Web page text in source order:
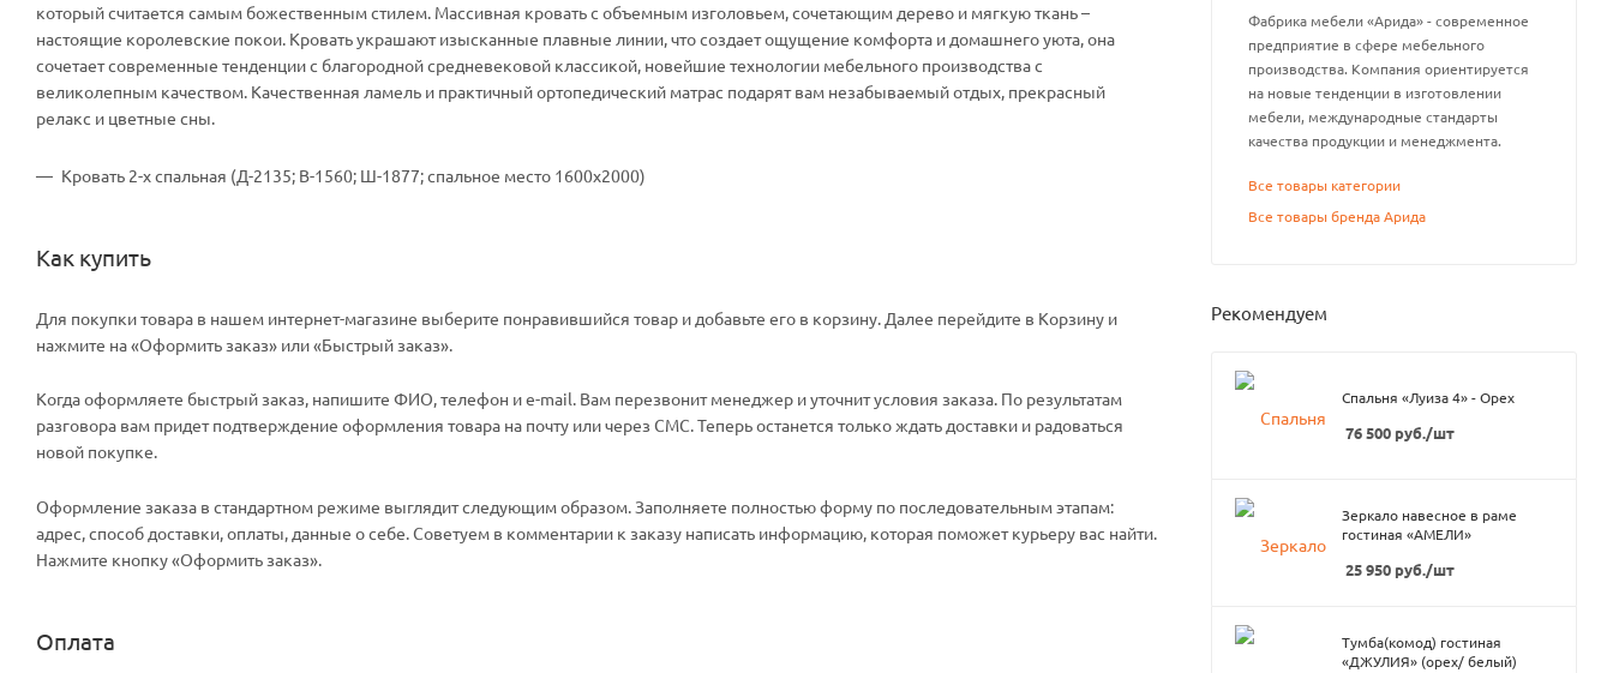
который считается самым божественным стилем. Массивная кровать с объемным изголовьем, сочетающим дерево и мягкую ткань –
настоящие королевские покои. Кровать украшают изысканные плавные линии, что создает ощущение комфорта и домашнего уюта, она
сочетает современные тенденции с благородной средневековой классикой, новейшие технологии мебельного производства с
великолепным качеством. Качественная ламель и практичный ортопедический матрас подарят вам незабываемый отдых, прекрасный
релакс и цветные сны.
Кровать 2-х спальная (Д-2135; В-1560; Ш-1877; спальное место 1600х2000)
Как купить
Для покупки товара в нашем интернет-магазине выберите понравившийся товар и добавьте его в корзину. Далее перейдите в Корзину и
нажмите на «Оформить заказ» или «Быстрый заказ».
Когда оформляете быстрый заказ, напишите ФИО, телефон и e-mail. Вам перезвонит менеджер и уточнит условия заказа. По результатам
разговора вам придет подтверждение оформления товара на почту или через СМС. Теперь останется только ждать доставки и радоваться
новой покупке.
Оформление заказа в стандартном режиме выглядит следующим образом. Заполняете полностью форму по последовательным этапам:
адрес, способ доставки, оплаты, данные о себе. Советуем в комментарии к заказу написать информацию, которая поможет курьеру вас найти.
Нажмите кнопку «Оформить заказ».
Оплата
Фабрика мебели «Арида» - современное
предприятие в сфере мебельного
производства. Компания ориентируется
на новые тенденции в изготовлении
мебели, международные стандарты
качества продукции и менеджмента.
Все товары категории
Все товары бренда Арида
Рекомендуем
Спальня «Луиза 4» - Орех
76 500 руб./шт
Зеркало навесное в раме
гостиная «АМЕЛИ»
25 950 руб./шт
Тумба(комод) гостиная
«ДЖУЛИЯ» (орех/ белый)